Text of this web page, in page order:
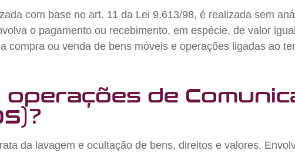
com base no art. 11 da Lei 9.613/98, é realizada sem
o pagamento ou recebimento, em espécie, de valor
compra ou venda de bens móveis e operações ligadas ao
operações de
da lavagem e ocultação de bens, direitos e valores.